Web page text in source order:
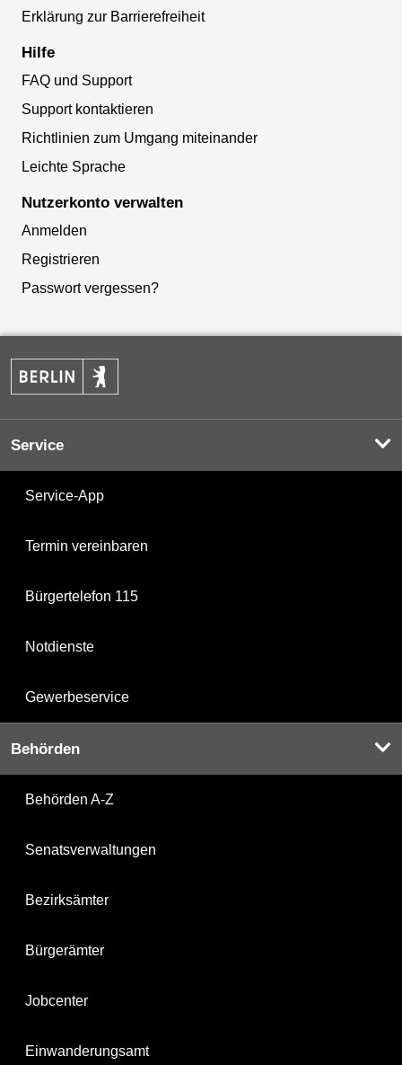
Erklärung zur Barrierefreiheit
Hilfe
FAQ und Support
Support kontaktieren
Richtlinien zum Umgang miteinander
Leichte Sprache
Nutzerkonto verwalten
Anmelden
Registrieren
Passwort vergessen?
Service
Service-App
Termin vereinbaren
Bürgertelefon 115
Notdienste
Gewerbeservice
Behörden
Behörden A-Z
Senatsverwaltungen
Bezirksämter
Bürgerämter
Jobcenter
Einwanderungsamt